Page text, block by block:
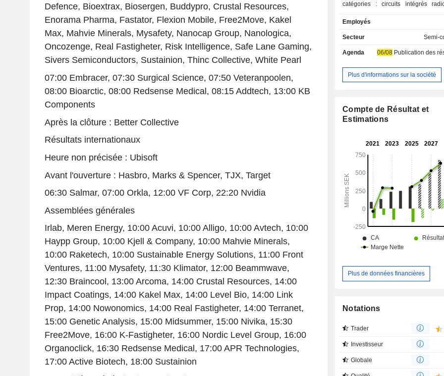
Defence, Bioextrax, Biosergen, Buddypro, Crustal Resources,
Enorama Pharma, Fastator, Flexion Mobile, Free2Move, Kakel
Max, Mahvie Minerals, Mysafety, Nanocap Group, Nanologica,
Oncozenge, Real Fastigheter, Risk Intelligence, Safe Lane Gaming,
Sivers Semiconductors, Sustainion, Thinc Collective, White Pearl
07:00 Embracer, 07:30 Surgical Science, 07:50 Veteranpoolen,
08:00 Bioarctic, 08:00 Redsense Medical, 08:15 Addtech, 13:00 KB
Components
Après la clôture : Better Collective
Résultats internationaux
Heure non précisée : Ubisoft
Avant l'ouverture : Hasbro, Marks & Spencer, TJX, Target
06:30 Salmar, 07:00 Orkla, 12:00 VF Corp, 22:20 Nvidia
Assemblées générales
Irlab, Meren Energy, 10:00 Acuvi, 10:00 Alligo, 10:00 Avtech, 10:00
Haypp Group, 10:00 Kjell & Company, 10:00 Mahvie Minerals,
10:00 Raketech, 10:00 Sustainable Energy Solutions, 11:00 Front
Ventures, 11:00 Mysafety, 11:30 Klimator, 12:00 Beammwave,
12:30 Braincool, 13:00 Arcoma, 14:00 Crustal Resources, 14:00
Impact Coatings, 14:00 Kakel Max, 14:00 Level Bio, 14:00 Link
Prop, 14:00 Nowonomics, 14:00 Real Fastigheter, 14:00 Terranet,
15:00 Genetic Analysis, 15:00 Midsummer, 15:00 Nivika, 15:30
Free2Move, 16:00 K-Fastigheter, 16:00 Nordic Level Group, 16:00
Organoclick, 16:30 Redsense Medical, 17:00 APR Technologies,
17:00 Active Biotech, 18:00 Sustainion
catégories : circuits intégrés
émetteurs-récepteurs ; capteurs
de signaux. Ces produits relèvent des
société exerce ses activités par
et CST Global, qui développent,
commercialisent des puces, des
conducteurs dans les domaines
ondes, des ondes millimétriques et
l’échelle mondiale.
Employés
Secteur Semi-
Agenda 06/08Publication des résultats
Plus d'informations sur la société
Compte de Résultat et
Estimations
Plus de données financières
Notations
Trader
Investisseur
Globale